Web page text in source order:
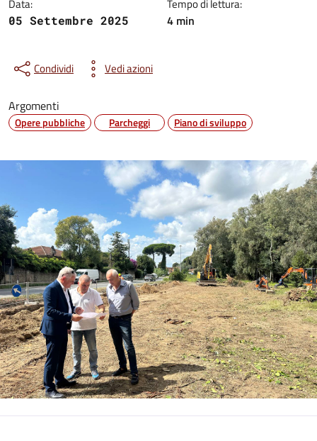
Data:
05 Settembre 2025
Tempo di lettura:
4 min
Condividi Vedi azioni
Argomenti
Opere pubbliche Parcheggi Piano di sviluppo